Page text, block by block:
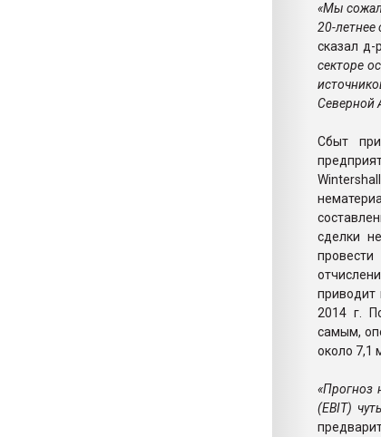
«Мы
20-летнее
сказал д-
секторе
Северной
Сбыт
сделки
2014 г.
самым,
около 7,1
«Прогноз
(EBIT)